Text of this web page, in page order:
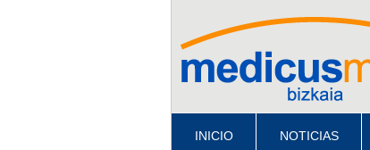
INICIO NOTICIAS